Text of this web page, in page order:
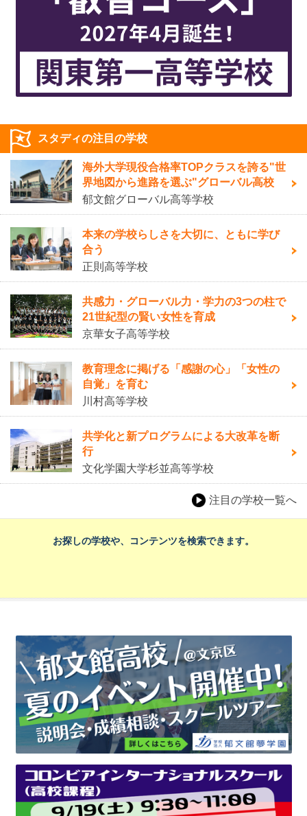
スタディの注目の学校
海外大学現役合格率TOPクラスを誇る"世
界地図から進路を選ぶ"グローバル高校
郁文館グローバル高等学校
本来の学校らしさを大切に、ともに学び
合う
正則高等学校
共感力・グローバル力・学力の3つの柱で
21世紀型の賢い女性を育成
京華女子高等学校
教育理念に掲げる「感謝の心」「女性の
自覚」を育む
川村高等学校
共学化と新プログラムによる大改革を断
行
文化学園大学杉並高等学校
注目の学校一覧へ
お探しの学校や、コンテンツを検索できます。